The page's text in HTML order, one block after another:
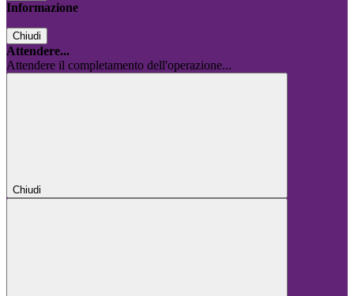
Informazione
Chiudi
Attendere...
Attendere il completamento dell'operazione...
Chiudi